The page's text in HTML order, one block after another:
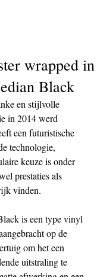
wrapped in
Black
en stijlvolle
in 2014 werd
een futuristische
technologie,
keuze is onder
prestaties als
vinden.
is een type vinyl
op de
om het een
uitstraling te